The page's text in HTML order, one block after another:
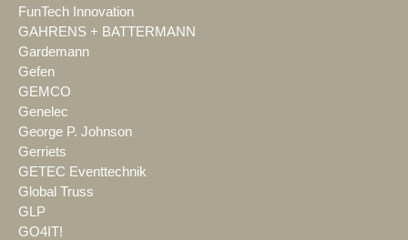
FunTech Innovation
GAHRENS + BATTERMANN
Gardemann
Gefen
GEMCO
Genelec
George P. Johnson
Gerriets
GETEC Eventtechnik
Global Truss
GLP
GO4IT!